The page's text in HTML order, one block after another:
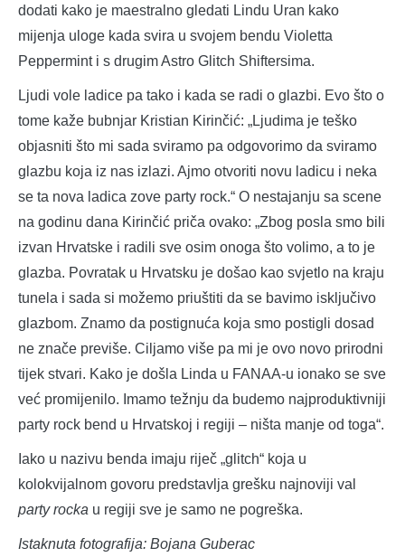
dodati kako je maestralno gledati Lindu Uran kako
mijenja uloge kada svira u svojem bendu Violetta
Peppermint i s drugim Astro Glitch Shiftersima.
Ljudi vole ladice pa tako i kada se radi o glazbi. Evo što o
tome kaže bubnjar Kristian Kirinčić: „Ljudima je teško
objasniti što mi sada sviramo pa odgovorimo da sviramo
glazbu koja iz nas izlazi. Ajmo otvoriti novu ladicu i neka
se ta nova ladica zove party rock.“ O nestajanju sa scene
na godinu dana Kirinčić priča ovako: „Zbog posla smo bili
izvan Hrvatske i radili sve osim onoga što volimo, a to je
glazba. Povratak u Hrvatsku je došao kao svjetlo na kraju
tunela i sada si možemo priuštiti da se bavimo isključivo
glazbom. Znamo da postignuća koja smo postigli dosad
ne znače previše. Ciljamo više pa mi je ovo novo prirodni
tijek stvari. Kako je došla Linda u FANAA-u ionako se sve
već promijenilo. Imamo težnju da budemo najproduktivniji
party rock bend u Hrvatskoj i regiji – ništa manje od toga“.
Iako u nazivu benda imaju riječ „glitch“ koja u
kolokvijalnom govoru predstavlja grešku najnoviji val
party rocka u regiji sve je samo ne pogreška.
Istaknuta fotografija: Bojana Guberac